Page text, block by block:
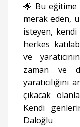
🌟 Bu eğitime
merak eden,
isteyen,
herkes
ve
zaman ve
çıkacak
Kendi
Daloğlu